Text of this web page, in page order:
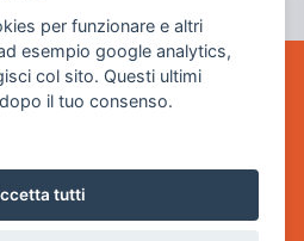
per funzionare e altri
esempio google analytics,
col sito. Questi ultimi
il tuo consenso.
tutti